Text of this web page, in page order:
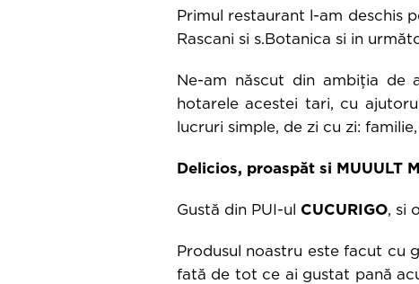
Primul restaurant l-am deschis
Rascani si s.Botanica si in
Ne-am născut din ambiția de
hotarele acestei tari, cu
lucruri simple, de zi cu zi:
Delicios, proaspăt si MUUULT
Gustă din PUI-ul CUCURIGO, si
Produsul noastru este facut cu
fată de tot ce ai gustat pană